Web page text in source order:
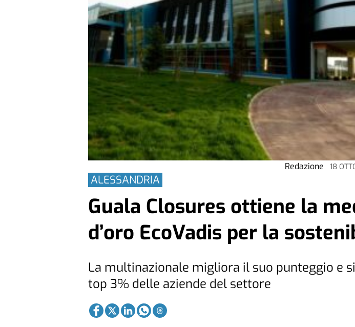
Redazione 18
ALESSANDRIA
Guala Closures ottiene la
d’oro EcoVadis per la
La multinazionale migliora il suo punteggio e
top 3% delle aziende del settore